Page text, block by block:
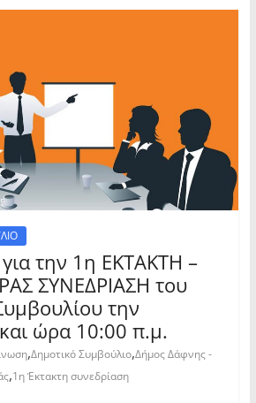
την 1η ΕΚΤΑΚΤΗ –
ΣΥΝΕΔΡΙΑΣΗ του
την
ώρα 10:00 π.μ.
,Δημοτικό Συμβούλιο,Δήμος Δάφνης -
,1η Έκτακτη συνεδρίαση